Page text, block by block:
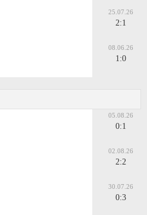
25.07.26
2:1
08.06.26
1:0
05.08.26
0:1
02.08.26
2:2
30.07.26
0:3